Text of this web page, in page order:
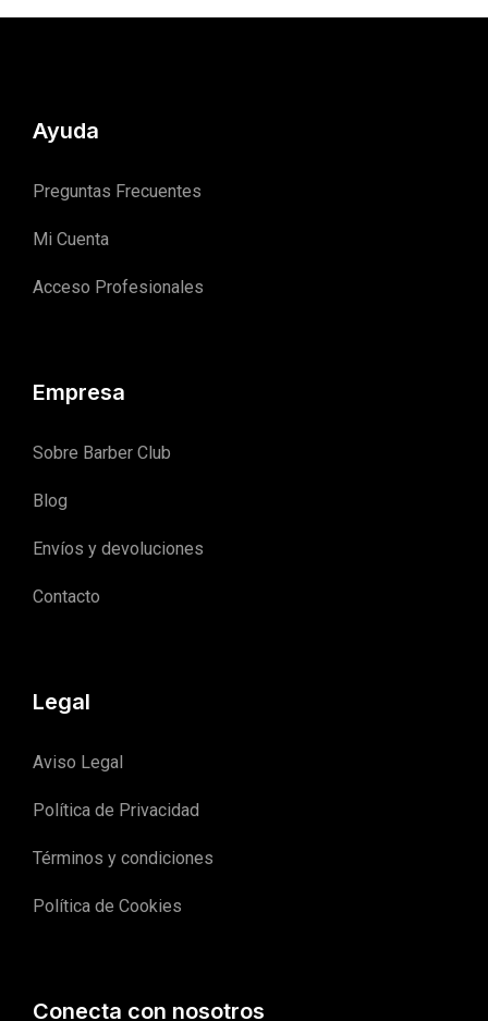
Ayuda
Preguntas Frecuentes
Mi Cuenta
Acceso Profesionales
Empresa
Sobre Barber Club
Blog
Envíos y devoluciones
Contacto
Legal
Aviso Legal
Política de Privacidad
Términos y condiciones
Política de Cookies
Conecta con nosotros